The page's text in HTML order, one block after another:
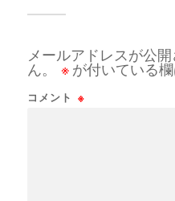
メールアドレスが公
ん。
※ が付いている
コメント ※